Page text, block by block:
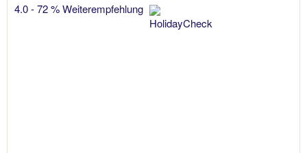
4.0 - 72 % Weiterempfehlung